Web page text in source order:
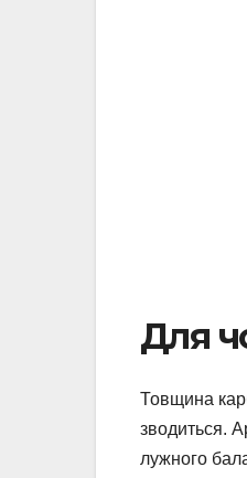
Для
Товщина
зводиться.
лужного